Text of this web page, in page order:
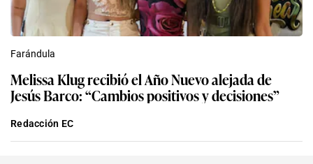
Farándula
Melissa Klug recibió el Año Nuevo alejada de
Jesús Barco: “Cambios positivos y decisiones”
Redacción EC